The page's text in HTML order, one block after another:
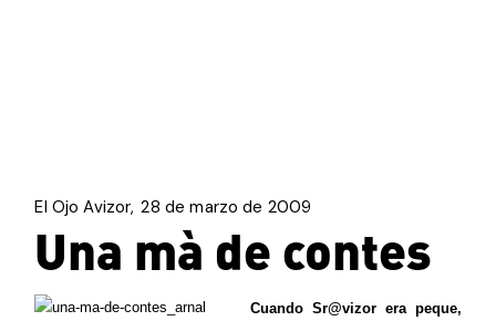
El Ojo Avizor 28 de marzo de 2009
Una mà de contes
Cuando Sr@vizor era peque,